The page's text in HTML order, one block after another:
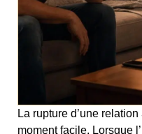
La rupture d’une
moment facile. Lorsque